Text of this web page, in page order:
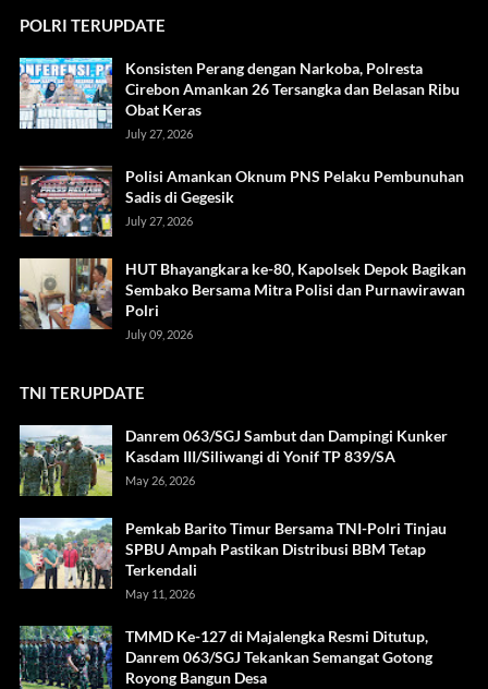
POLRI TERUPDATE
Konsisten Perang dengan Narkoba, Polresta
Cirebon Amankan 26 Tersangka dan Belasan Ribu
Obat Keras
July 27, 2026
Polisi Amankan Oknum PNS Pelaku Pembunuhan
Sadis di Gegesik
July 27, 2026
HUT Bhayangkara ke-80, Kapolsek Depok Bagikan
Sembako Bersama Mitra Polisi dan Purnawirawan
Polri
July 09, 2026
TNI TERUPDATE
Danrem 063/SGJ Sambut dan Dampingi Kunker
Kasdam III/Siliwangi di Yonif TP 839/SA
May 26, 2026
Pemkab Barito Timur Bersama TNI-Polri Tinjau
SPBU Ampah Pastikan Distribusi BBM Tetap
Terkendali
May 11, 2026
TMMD Ke-127 di Majalengka Resmi Ditutup,
Danrem 063/SGJ Tekankan Semangat Gotong
Royong Bangun Desa